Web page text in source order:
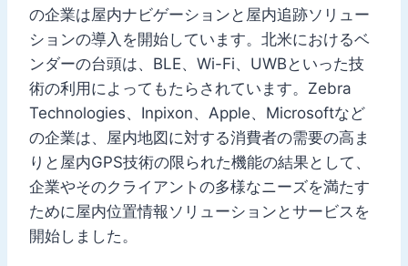
の企業は屋内ナビゲーションと屋内追跡ソリュー
ションの導入を開始しています。北米におけるベ
ンダーの台頭は、BLE、Wi-Fi、UWBといった技
術の利用によってもたらされています。Zebra
Technologies、Inpixon、Apple、Microsoftなど
の企業は、屋内地図に対する消費者の需要の高ま
りと屋内GPS技術の限られた機能の結果として、
企業やそのクライアントの多様なニーズを満たす
ために屋内位置情報ソリューションとサービスを
開始しました。